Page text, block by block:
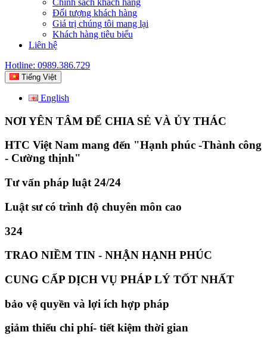
Chính sách khách hàng
Đối tượng khách hàng
Giá trị chúng tôi mang lại
Khách hàng tiêu biểu
Liên hệ
Hotline: 0989.386.729
Tiếng Việt
English
NƠI YÊN TÂM ĐỂ CHIA SẺ VÀ ỦY THÁC
HTC Việt Nam mang đến "Hạnh phúc -Thành công
- Cường thịnh"
Tư vấn pháp luật 24/24
Luật sư có trình độ chuyên môn cao
324
TRAO NIỀM TIN - NHẬN HẠNH PHÚC
CUNG CẤP DỊCH VỤ PHÁP LÝ TỐT NHẤT
bảo vệ quyền và lợi ích hợp pháp
giảm thiếu chi phí- tiết kiệm thời gian